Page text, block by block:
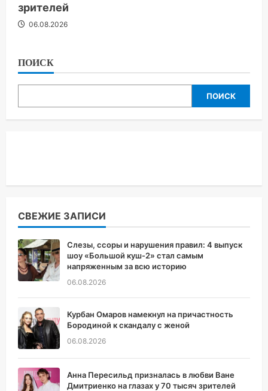
зрителей
06.08.2026
ПОИСК
ПОИСК
СВЕЖИЕ ЗАПИСИ
Слезы, ссоры и нарушения правил: 4 выпуск
шоу «Большой куш-2» стал самым
напряженным за всю историю
06.08.2026
Курбан Омаров намекнул на причастность
Бородиной к скандалу с женой
06.08.2026
Анна Пересильд призналась в любви Ване
Дмитриенко на глазах у 70 тысяч зрителей